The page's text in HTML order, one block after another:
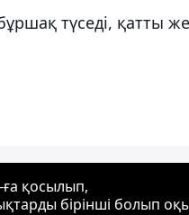
түседі, қатты
қосылып,
бірінші болып